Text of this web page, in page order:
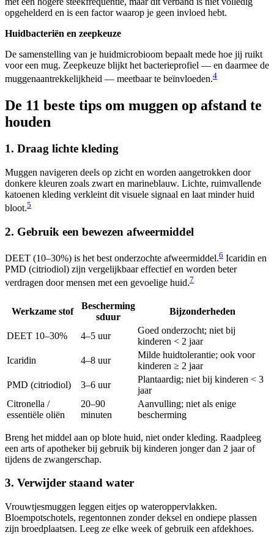
opgehelderd en is een factor waarop je geen invloed hebt.
Huidbacteriën en zeepkeuze
De samenstelling van je huidmicrobioom bepaalt mede hoe jij ruikt
voor een mug. Zeepkeuze blijkt het bacterieprofiel — en daarmee de
muggenaantrekkelijkheid — meetbaar te beïnvloeden.4
De 11 beste tips om muggen op afstand te
houden
1. Draag lichte kleding
Muggen navigeren deels op zicht en worden aangetrokken door
donkere kleuren zoals zwart en marineblauw. Lichte, ruimvallende
katoenen kleding verkleint dit visuele signaal en laat minder huid
bloot.5
2. Gebruik een bewezen afweermiddel
DEET (10–30%) is het best onderzochte afweermiddel.6 Icaridin en
PMD (citriodiol) zijn vergelijkbaar effectief en worden beter
verdragen door mensen met een gevoelige huid.7
Werkzame stof
Bescherming
sduur
Bijzonderheden
DEET 10–30% 4–5 uur
Goed onderzocht; niet bij
kinderen < 2 jaar
Icaridin
4–8 uur
Milde huidtolerantie; ook voor
kinderen ≥ 2 jaar
PMD (citriodiol)
3–6 uur
Plantaardig; niet bij kinderen < 3
jaar
Citronella /
essentiële oliën
20–90
minuten
Aanvulling; niet als enige
bescherming
Breng het middel aan op blote huid, niet onder kleding. Raadpleeg
een arts of apotheker bij gebruik bij kinderen jonger dan 2 jaar of
tijdens de zwangerschap.
3. Verwijder staand water
Vrouwtjesmuggen leggen eitjes op wateroppervlakken.
Bloempotschotels, regentonnen zonder deksel en ondiepe plassen
zijn broedplaatsen. Leeg ze elke week of gebruik een afdekhoes.